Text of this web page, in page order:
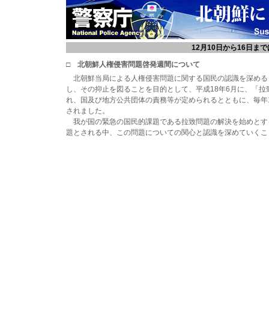
12月10日から16日まで
□ 北朝鮮人権侵害問題啓発週間について
北朝鮮当局による人権侵害問題に関する国民の認識を深め
し、その抑止を図ることを目的として、平成18年6月に、「
れ、国及び地方公共団体の責務等が定められるとともに、毎
されました。
我が国の緊急の国民的課題である拉致問題の解決を始めと
題とされる中、この問題についての関心と認識を深めていく